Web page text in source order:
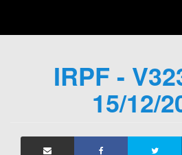
IRPF -
15/12/